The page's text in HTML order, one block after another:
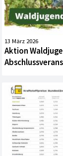
13 März 2026
Aktion